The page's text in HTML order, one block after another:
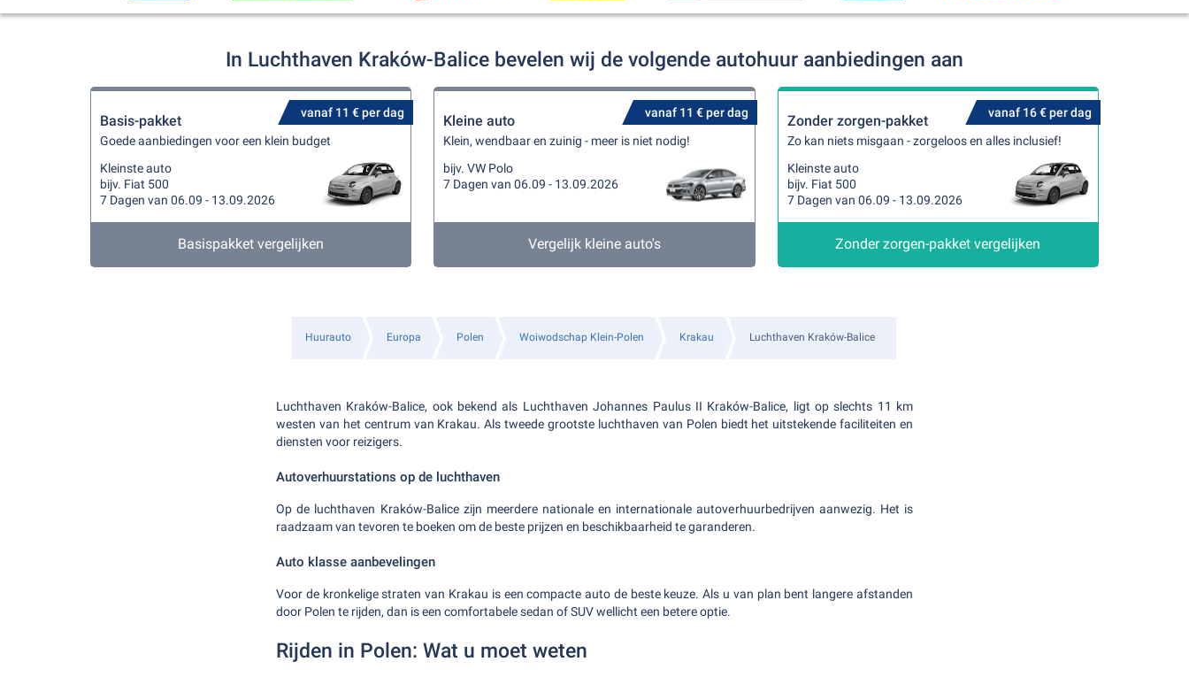
In Luchthaven Kraków-Balice bevelen wij de volgende autohuur aanbiedingen aan
vanaf 11 € per dag
Basis-pakket
Goede aanbiedingen voor een klein budget
Kleinste auto
bijv. Fiat 500
7 Dagen van 06.09 - 13.09.2026
Basispakket vergelijken
vanaf 11 € per dag
Kleine auto
Klein, wendbaar en zuinig - meer is niet nodig!
bijv. VW Polo
7 Dagen van 06.09 - 13.09.2026
Vergelijk kleine auto's
vanaf 16 € per dag
Zonder zorgen-pakket
Zo kan niets misgaan - zorgeloos en alles inclusief!
Kleinste auto
bijv. Fiat 500
7 Dagen van 06.09 - 13.09.2026
Zonder zorgen-pakket vergelijken
Huurauto Europa Polen Woiwodschap Klein-Polen Krakau Luchthaven Kraków-Balice
Luchthaven Kraków-Balice, ook bekend als Luchthaven Johannes Paulus II Kraków-Balice, ligt op slechts 11 km
westen van het centrum van Krakau. Als tweede grootste luchthaven van Polen biedt het uitstekende faciliteiten en
diensten voor reizigers.
Autoverhuurstations op de luchthaven
Op de luchthaven Kraków-Balice zijn meerdere nationale en internationale autoverhuurbedrijven aanwezig. Het is
raadzaam van tevoren te boeken om de beste prijzen en beschikbaarheid te garanderen.
Auto klasse aanbevelingen
Voor de kronkelige straten van Krakau is een compacte auto de beste keuze. Als u van plan bent langere afstanden
door Polen te rijden, dan is een comfortabele sedan of SUV wellicht een betere optie.
Rijden in Polen: Wat u moet weten